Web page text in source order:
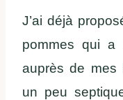
J’ai déjà
pommes qui a
auprès de mes
un peu